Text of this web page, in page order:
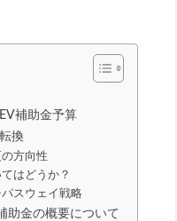
補助金予算
換
方向性
はどうか？
スウェイ戦略
助金の概要について